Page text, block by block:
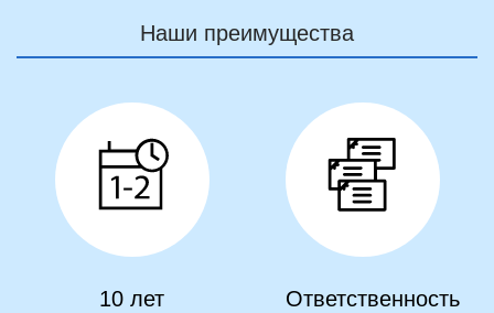
Наши преимущества
10 лет
Ответственность